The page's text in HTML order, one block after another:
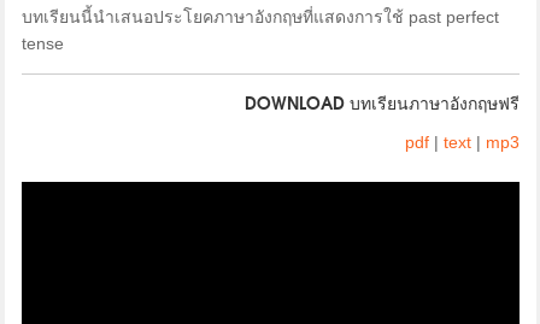
บทเรียนนี้นำเสนอประโยคภาษาอังกฤษที่แสดงการใช้ past perfect
tense
DOWNLOAD บทเรียนภาษาอังกฤษฟรี
pdf| text| mp3